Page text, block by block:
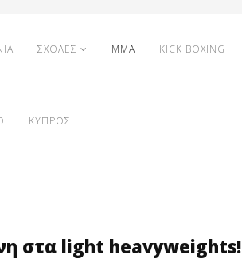
ΣΧΟΛΕΣ MMA KICK BOXING
ΚΥΠΡΟΣ
στα light heavyweights!